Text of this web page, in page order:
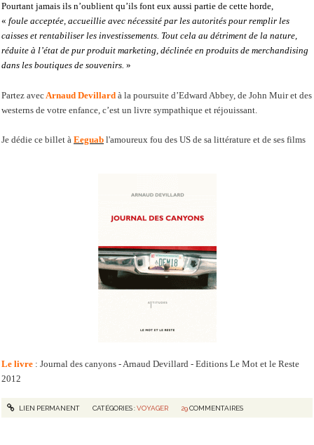
Pourtant jamais ils n’oublient qu’ils font eux aussi partie de cette horde,
« foule acceptée, accueillie avec nécessité par les autorités pour remplir les
caisses et rentabiliser les investissements. Tout cela au détriment de la nature,
réduite à l’état de pur produit marketing, déclinée en produits de merchandising
dans les boutiques de souvenirs. »
Partez avec Arnaud Devillard à la poursuite d’Edward Abbey, de John Muir et des
westerns de votre enfance, c’est un livre sympathique et réjouissant.
Je dédie ce billet à Eeguab l'amoureux fou des US de sa littérature et de ses films
Le livre : Journal des canyons - Arnaud Devillard - Editions Le Mot et le Reste
2012
LIEN PERMANENT CATÉGORIES :VOYAGER 29COMMENTAIRES